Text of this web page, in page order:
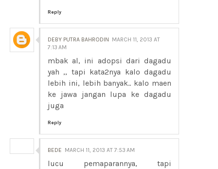
Reply
DEBY PUTRA BAHRODIN MARCH 11, 2013 AT
7:13 AM
mbak al, ini adopsi dari dagadu
yah ,, tapi kata2nya kalo dagadu
lebih ini, lebih banyak.. kalo maen
ke jawa jangan lupa ke dagadu
juga
Reply
BEDE MARCH 11, 2013 AT 7:53 AM
lucu pemaparannya, tapi